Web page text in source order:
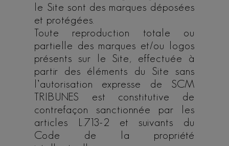
le Site sont des marques déposées
et protégées.
Toute reproduction totale ou
partielle des marques et/ou logos
présents sur le Site, effectuée à
partir des éléments du Site sans
l’autorisation expresse de SCM
TRIBUNES est constitutive de
contrefaçon sanctionnée par les
articles L.713-2 et suivants du
Code de la propriété